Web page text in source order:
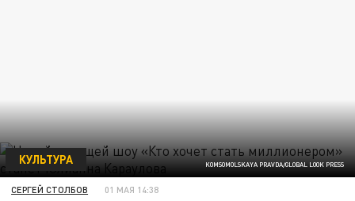
KOMSOMOLSKAYA PRAVDA/GLOBAL LOOK PRESS
КУЛЬТУРА
СЕРГЕЙ СТОЛБОВ 01 МАЯ 14:38